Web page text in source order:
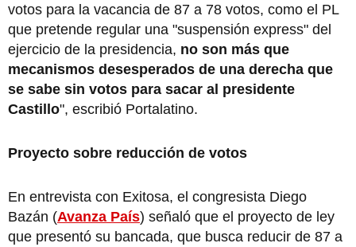
votos para la vacancia de 87 a 78 votos, como el PL
que pretende regular una "suspensión express" del
ejercicio de la presidencia, no son más que
mecanismos desesperados de una derecha que
se sabe sin votos para sacar al presidente
Castillo", escribió Portalatino.
Proyecto sobre reducción de votos
En entrevista con Exitosa, el congresista Diego
Bazán (Avanza País) señaló que el proyecto de ley
que presentó su bancada, que busca reducir de 87 a